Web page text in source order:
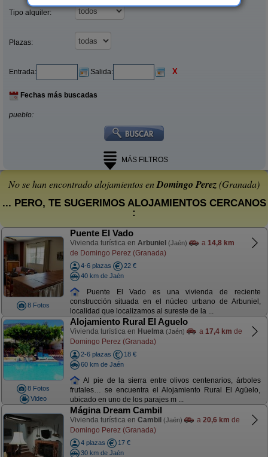
Tipo alquiler:
Plazas:
Entrada: Salida: X
Fechas más buscadas
pueblo:
MÁS FILTROS
No se han encontrado alojamientos enDomingo Perez(Granada)
... PERO, TE SUGERIMOS ALOJAMIENTOS CERCANOS
:
8 Fotos
Puente El Vado
Vivienda turística en Arbuniel (Jaén) a 14,8 km
de Domingo Perez (Granada)
4-6 plazas
22 €
40 km de Jaén
Puente El Vado es una vivienda de reciente
construcción situada en el núcleo urbano de Arbuniel,
localidad que localizamos al sureste de la ...
8 Fotos
Video
Alojamiento Rural El Aguelo
Vivienda turística en Huelma (Jaén) a 17,4 km de
Domingo Perez (Granada)
2-6 plazas
18 €
60 km de Jaén
Al pie de la sierra entre olivos centenarios, árboles
frutales… se encuentra el Alojamiento Rural El Agüelo,
ubicado en uno de los parajes m ...
Mágina Dream Cambil
Vivienda turística en Cambil (Jaén) a 20,6 km de
Domingo Perez (Granada)
4 plazas
17 €
30 km de Jaén